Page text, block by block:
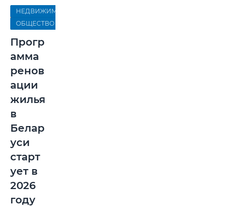
НЕДВИЖИМОСТЬ
ОБЩЕСТВО
Прогр
амма
ренов
ации
жилья
в
Белар
уси
старт
ует в
2026
году